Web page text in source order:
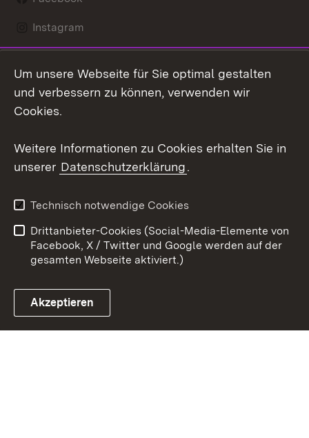
Instagram
Mastodon
Youtube
Link zum Landesportal
Kontakt
Datenschutz
Barrierefreiheit
Impressum Cookies
Um unsere Webseite für Sie optimal gestalten
und verbessern zu können, verwenden wir
Cookies.
Weitere Informationen zu Cookies erhalten Sie in
unserer Datenschutzerklärung.
Technisch notwendige Cookies
Drittanbieter-Cookies (Social-Media-Elemente von
Facebook, X / Twitter und Google werden auf der
gesamten Webseite aktiviert.)
Akzeptieren